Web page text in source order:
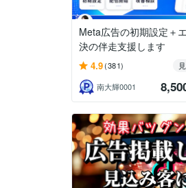
Meta広告の初期設定＋
決の伴走支援します
4.9(381)
南大輝0001